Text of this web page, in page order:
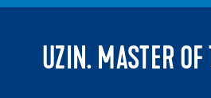
UZIN. MASTER OF